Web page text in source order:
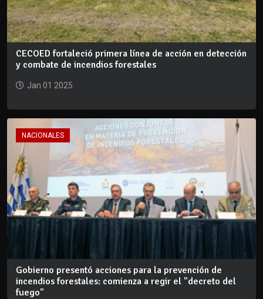
CECOED fortaleció primera línea de acción en detección
y combate de incendios forestales
Jan 01 2025
NACIONALES
Gobierno presentó acciones para la prevención de
incendios forestales: comienza a regir el "decreto del
fuego"